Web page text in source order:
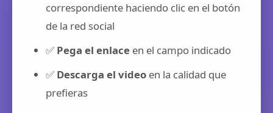
correspondiente haciendo clic en el botón
de la red social
✅ Pega el enlace en el campo indicado
✅ Descarga el video en la calidad que
prefieras